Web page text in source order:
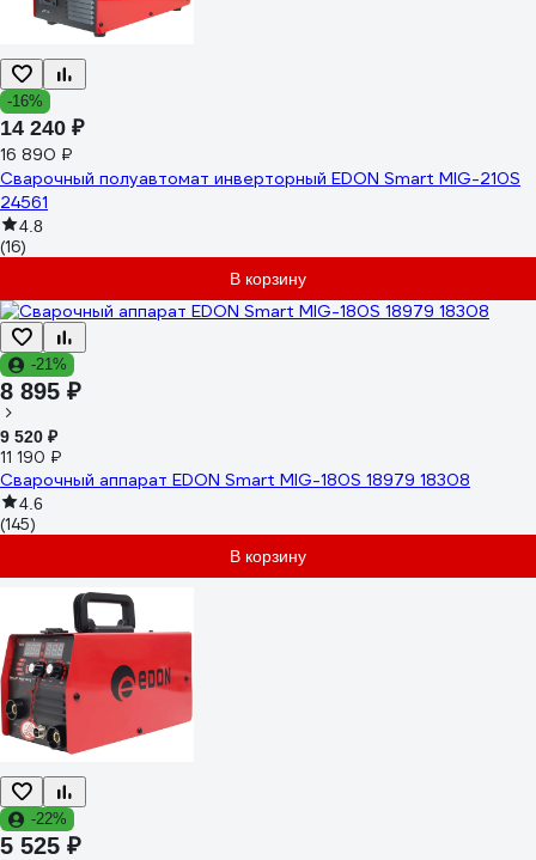
-16%
14 240 ₽
16 890 ₽
Сварочный полуавтомат инверторный EDON Smart MIG-210S
24561
4.8
(16)
В корзину
-21%
8 895 ₽
9 520 ₽
11 190 ₽
Сварочный аппарат EDON Smart MIG-180S 18979 18308
4.6
(145)
В корзину
-22%
5 525 ₽